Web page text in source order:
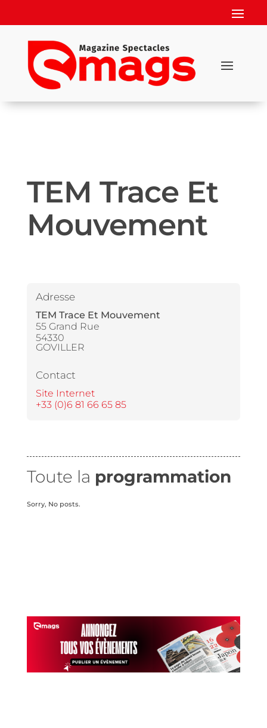
TEM Trace Et
Mouvement
Adresse
TEM Trace Et Mouvement
55 Grand Rue
54330
GOVILLER
Contact
Site Internet
+33 (0)6 81 66 65 85
Toute la programmation
Sorry, No posts.